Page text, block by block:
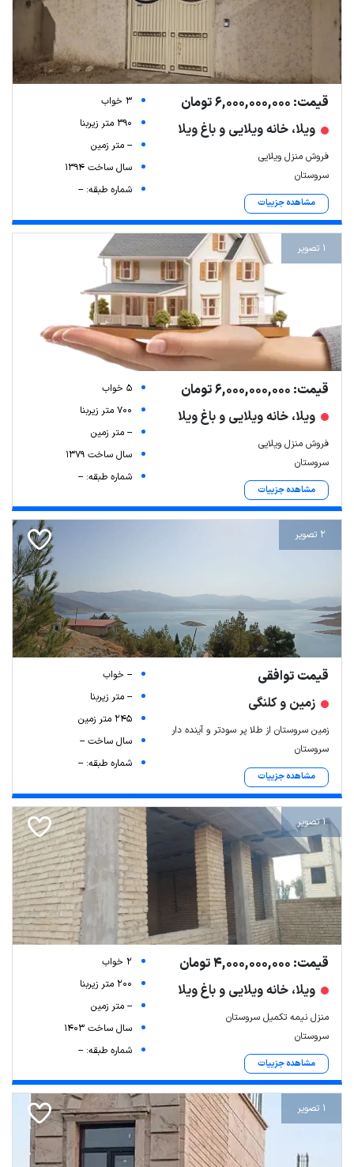
قیمت: 6,000,000,000 تومان
ویلا، خانه ویلایی و باغ ویلا
فروش منزل ویلایی
سروستان
مشاهده جزییات
3 خواب
390 متر زیربنا
-- متر زمین
سال ساخت 1394
شماره طبقه: --
1 تصویر
قیمت: 6,000,000,000 تومان
ویلا، خانه ویلایی و باغ ویلا
فروش منزل ویلایی
سروستان
مشاهده جزییات
5 خواب
700 متر زیربنا
-- متر زمین
سال ساخت 1379
شماره طبقه: --
2 تصویر
قیمت توافقی
زمین و کلنگی
زمین سروستان از طلا پر سودتر و آینده دار
سروستان
مشاهده جزییات
-- خواب
-- متر زیربنا
245 متر زمین
سال ساخت --
شماره طبقه: --
1 تصویر
قیمت: 4,000,000,000 تومان
ویلا، خانه ویلایی و باغ ویلا
منزل نیمه تکمیل سروستان
سروستان
مشاهده جزییات
2 خواب
200 متر زیربنا
-- متر زمین
سال ساخت 1403
شماره طبقه: --
1 تصویر